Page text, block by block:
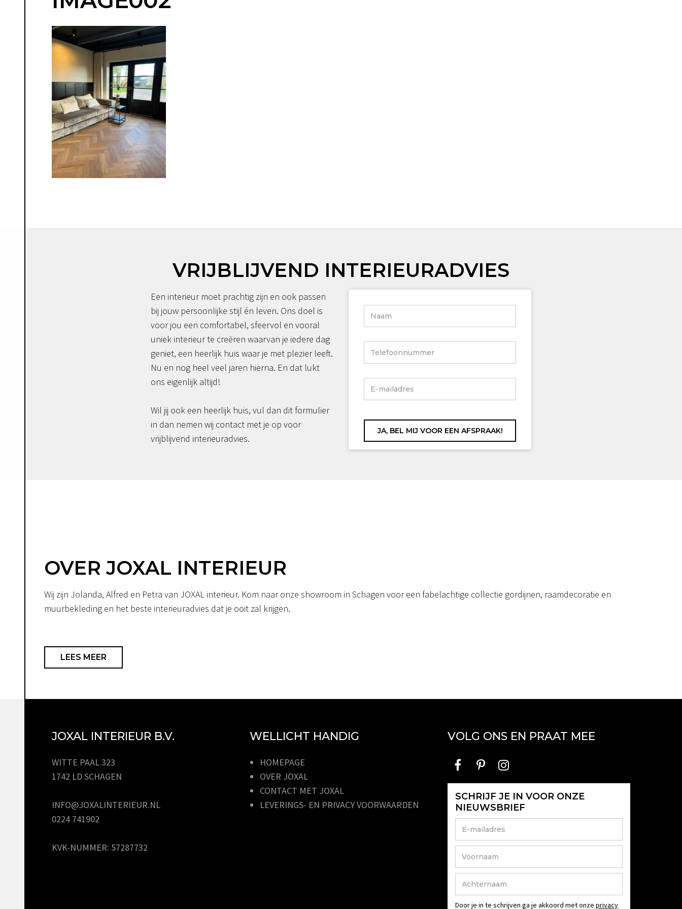
VRIJBLIJVEND INTERIEURADVIES
Een interieur moet prachtig zijn en ook passen
bij jouw persoonlijke stijl én leven. Ons doel is
voor jou een comfortabel, sfeervol en vooral
uniek interieur te creëren waarvan je iedere dag
geniet, een heerlijk huis waar je met plezier leeft.
Nu en nog heel veel jaren hierna. En dat lukt
ons eigenlijk altijd!
Wil jij ook een heerlijk huis, vul dan dit formulier
in dan nemen wij contact met je op voor
vrijblijvend interieuradvies.
OVER JOXAL INTERIEUR
Wij zijn Jolanda, Alfred en Petra van JOXAL interieur. Kom naar onze showroom in Schagen voor een fabelachtige collectie gordijnen, raamdecoratie en
muurbekleding en het beste interieuradvies dat je ooit zal krijgen.
LEES MEER
JOXAL INTERIEUR B.V.
WITTE PAAL 323
1742 LD SCHAGEN
INFO@JOXALINTERIEUR.NL
0224 741902
KVK-NUMMER: 57287732
WELLICHT HANDIG
HOMEPAGE
OVER JOXAL
CONTACT MET JOXAL
LEVERINGS- EN PRIVACY VOORWAARDEN
VOLG ONS EN PRAAT MEE
SCHRIJF JE IN VOOR ONZE
NIEUWSBRIEF
Door je in te schrijven ga je akkoord met onze privacy